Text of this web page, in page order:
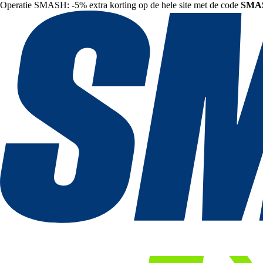
Operatie SMASH: -5% extra korting op de hele site met de code